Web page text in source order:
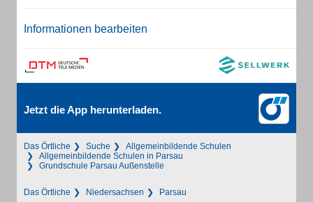
Informationen bearbeiten
Jetzt die App herunterladen.
Das Örtliche Suche
Allgemeinbildende Schulen
Allgemeinbildende Schulen in Parsau
Grundschule Parsau Außenstelle
Das Örtliche Niedersachsen Parsau